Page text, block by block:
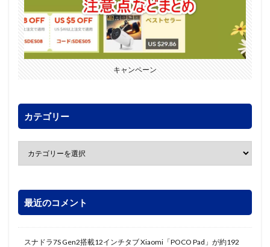
キャンペーン
カテゴリー
最近のコメント
スナドラ7S Gen2搭載12インチタブ Xiaomi「POCO Pad」が約192